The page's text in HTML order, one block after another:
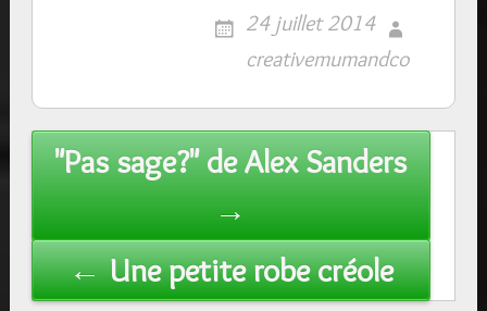
24 juillet 2014
creativemumandco
Post
navigation
"Pas sage?" de Alex Sanders
→
← Une petite robe créole